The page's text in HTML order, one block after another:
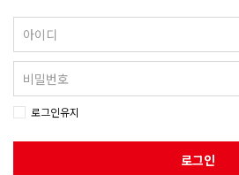
로그인유지
로그인